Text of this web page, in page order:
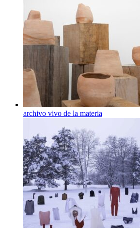
archivo vivo de la materia